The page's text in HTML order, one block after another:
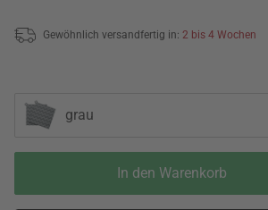
Gewöhnlich versandfertig in: 2 bis 4 Wochen
grau
In den Warenkorb